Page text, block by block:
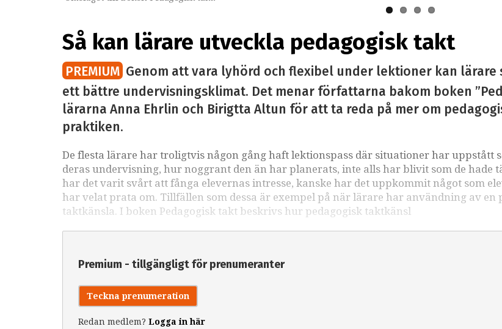
Så kan lärare utveckla pedagogisk takt
PREMIUM Genom att vara lyhörd och flexibel under lektioner kan
ett bättre undervisningsklimat. Det menar författarna bakom boken
lärarna Anna Ehrlin och Birigtta Altun för att ta reda på mer om
praktiken.
De flesta lärare har troligtvis någon gång haft lektionspass där situationer har uppstått
deras undervisning, hur noggrant den än har planerats, inte alls har blivit som de hade
har det varit svårt att fånga elevernas intresse, kanske har det uppkommit något som
har velat prata om. Tillfällen som dessa är exempel på när lärare har användning av en
taktkänsla. I boken Pedagogisk takt beskrivs hur pedagogisk taktkänsl
Premium - tillgängligt för prenumeranter
Teckna prenumeration
Redan medlem? Logga in här